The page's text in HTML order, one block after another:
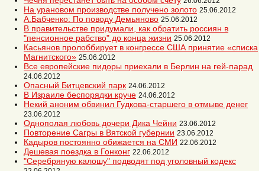
На урановом производстве получено золото 25.06.2012
А.Бабченко: По поводу Демьяново 25.06.2012
В правительстве придумали, как обратить россиян в
"пенсионное рабство" до конца жизни 25.06.2012
Касьянов пролоббирует в конгрессе США принятие «списка
Магнитского» 25.06.2012
Все европейские пидоры приехали в Берлин на гей-парад
24.06.2012
Опасный Битцевский парк 24.06.2012
В Израиле беспорядки круче 24.06.2012
Некий аноним обвинил Гудкова-старшего в отмыве денег
23.06.2012
Однополая любовь дочери Дика Чейни 23.06.2012
Повторение Сагры в Вятской губернии 23.06.2012
Кадыров постоянно обижается на СМИ 22.06.2012
Дешевая поездка в Гонконг 22.06.2012
"Серебряную калошу" подводят под уголовный кодекс